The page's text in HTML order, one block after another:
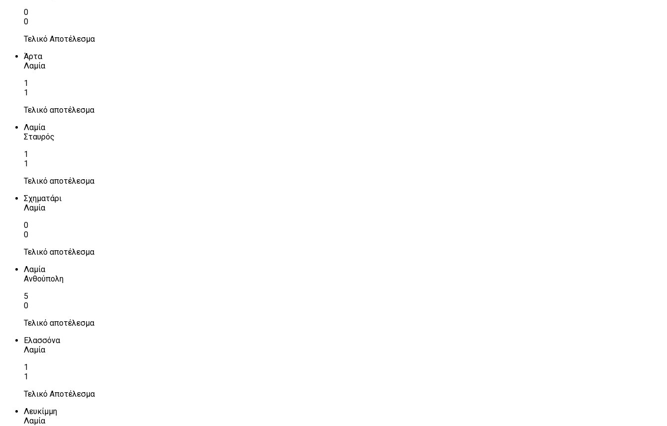
0
0
Τελικό Αποτέλεσμα
Άρτα
Λαμία
1
1
Τελικό αποτέλεσμα
Λαμία
Σταυρός
1
1
Τελικό αποτέλεσμα
Σχηματάρι
Λαμία
0
0
Τελικό αποτέλεσμα
Λαμία
Ανθούπολη
5
0
Τελικό αποτέλεσμα
Ελασσόνα
Λαμία
1
1
Τελικό Αποτέλεσμα
Λευκίμμη
Λαμία